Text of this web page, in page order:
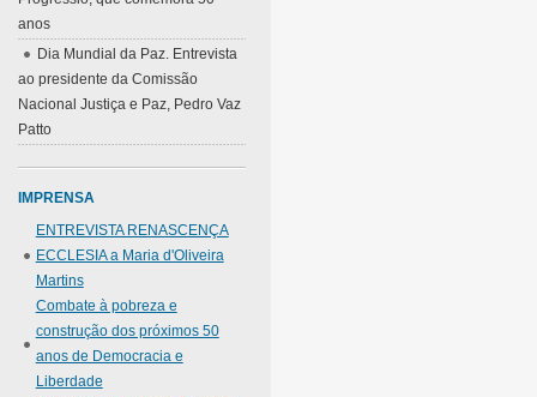
anos
Dia Mundial da Paz. Entrevista
ao presidente da Comissão
Nacional Justiça e Paz, Pedro Vaz
Patto
IMPRENSA
ENTREVISTA RENASCENÇA
ECCLESIA a Maria d'Oliveira
Martins
Combate à pobreza e
construção dos próximos 50
anos de Democracia e
Liberdade